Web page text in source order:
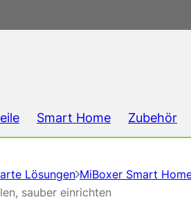
Smart Home Zubehör
Lösungen MiBoxer Smart
sauber einrichten